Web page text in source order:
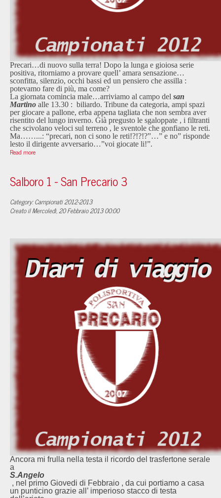
Precari…di nuovo sulla terra! Dopo la lunga e gioiosa serie
positiva, ritorniamo a provare quell’ amara sensazione…
sconfitta, silenzio, occhi bassi ed un pensiero che assilla :
potevamo fare di più, ma come?
La giornata comincia male…arriviamo al campo del san
Martino alle 13.30 : biliardo. Tribune da categoria, ampi spazi
per giocare a pallone, erba appena tagliata che non sembra aver
risentito del lungo inverno. Già pregusto le sgaloppate , i filtranti
che scivolano veloci sul terreno , le sventole che gonfiano le reti.
Ma……...: “precari, non ci sono le reti!?!?!?”…” e no” risponde
lesto il dirigente avversario…”voi giocate li!”.
Read more
Salboro 1 - San Precario 3
Category: Campionati 2012-2013
Creato il Mercoledì, 20 Febbraio 2013 00:00
Ancora mi frulla nella testa il ricordo del trasfertone serale
a
S.Angelo
, nel primo Giovedi di Febbraio , da cui portiamo a casa
un punticino grazie all’ imperioso stacco di testa